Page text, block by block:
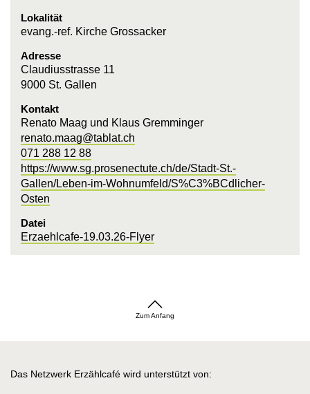
Lokalität
evang.-ref. Kirche Grossacker
Adresse
Claudiusstrasse 11
9000 St. Gallen
Kontakt
Renato Maag und Klaus Gremminger
renato.maag@tablat.ch
071 288 12 88
https://www.sg.prosenectute.ch/de/Stadt-St.-
Gallen/Leben-im-Wohnumfeld/S%C3%BCdlicher-
Osten
Datei
Erzaehlcafe-19.03.26-Flyer
Zum Anfang
Das Netzwerk Erzählcafé wird unterstützt von: